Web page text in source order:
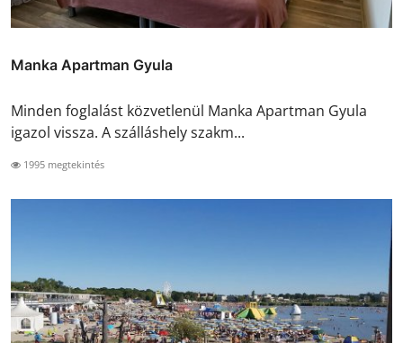
Manka Apartman Gyula
Minden foglalást közvetlenül Manka Apartman Gyula
igazol vissza. A szálláshely szakm...
1995 megtekintés